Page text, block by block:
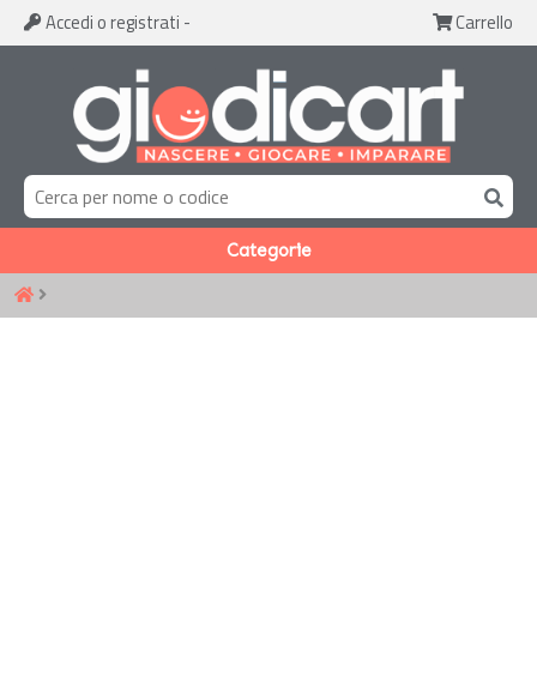
Accedi o registrati - Carrello
Categorie